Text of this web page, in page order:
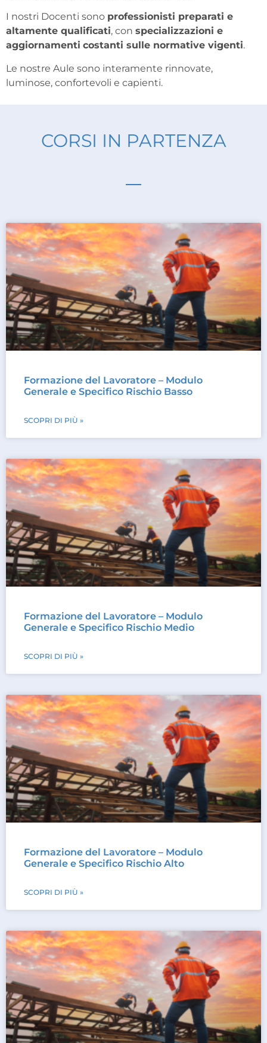
I nostri Docenti sono professionisti preparati e
altamente qualificati, con specializzazioni e
aggiornamenti costanti sulle normative vigenti.
Le nostre Aule sono interamente rinnovate,
luminose, confortevoli e capienti.
CORSI IN PARTENZA
Formazione del Lavoratore – Modulo
Generale e Specifico Rischio Basso
SCOPRI DI PIÙ »
Formazione del Lavoratore – Modulo
Generale e Specifico Rischio Medio
SCOPRI DI PIÙ »
Formazione del Lavoratore – Modulo
Generale e Specifico Rischio Alto
SCOPRI DI PIÙ »